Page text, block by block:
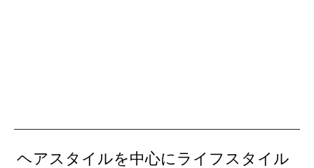
ヘアスタイルを中心にライフスタイル